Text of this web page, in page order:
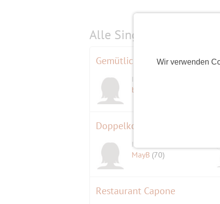
Wir verwenden
Alle Single-Events am
Gemütliches Frühstück am
Initiatorin
berline
Doppelkopf
Initiatorin
MayB (70)
Restaurant Capone